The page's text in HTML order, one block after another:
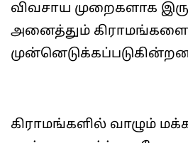
விவசாய முறைகளாக
அனைத்தும்
கிராமங்களில் வாழும்